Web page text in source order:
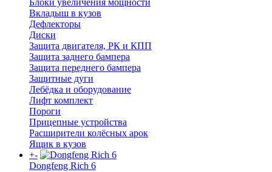
Блоки увеличения мощности
Вкладыш в кузов
Дефлекторы
Диски
Защита двигателя, РК и КПП
Защита заднего бампера
Защита переднего бампера
Защитные дуги
Лебёдка и оборудование
Лифт комплект
Пороги
Прицепные устройства
Расширители колёсных арок
Ящик в кузов
+-
Dongfeng Rich 6